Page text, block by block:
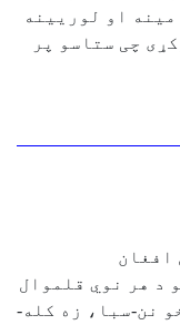
او لوریینه
چی ستاسو پر
افغان
د هر نوي قلموال
نن-سبا، زه کله-